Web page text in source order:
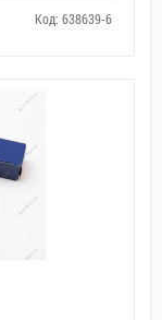
Код: 638639-6